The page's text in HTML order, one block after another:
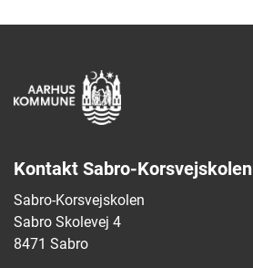
Kontakt Sabro-Korsvejskolen
Sabro-Korsvejskolen
Sabro Skolevej 4
8471 Sabro